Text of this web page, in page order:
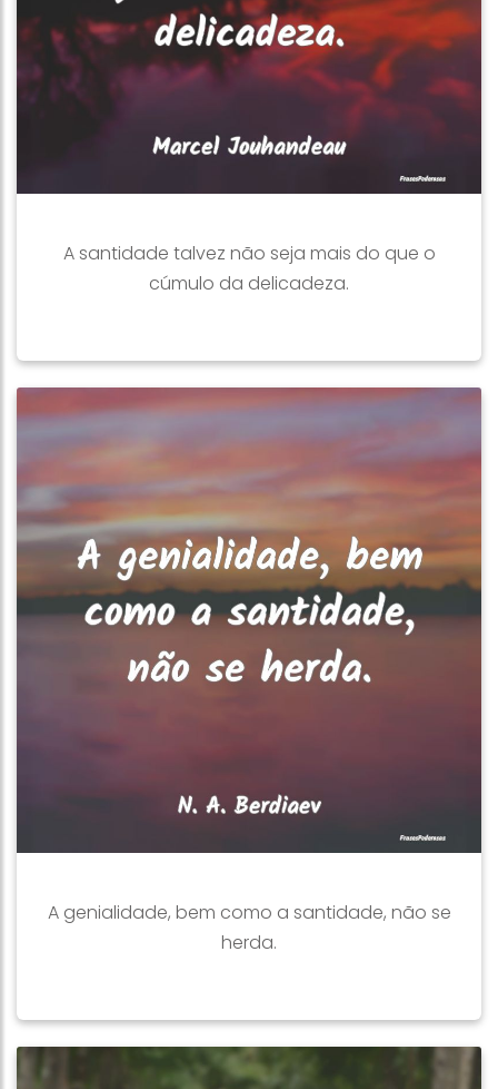
A santidade talvez não seja mais do que o
cúmulo da delicadeza.
A genialidade, bem como a santidade, não se
herda.